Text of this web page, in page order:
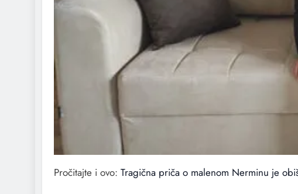
Pročitajte i ovo: Tragična priča o malenom Nerminu je